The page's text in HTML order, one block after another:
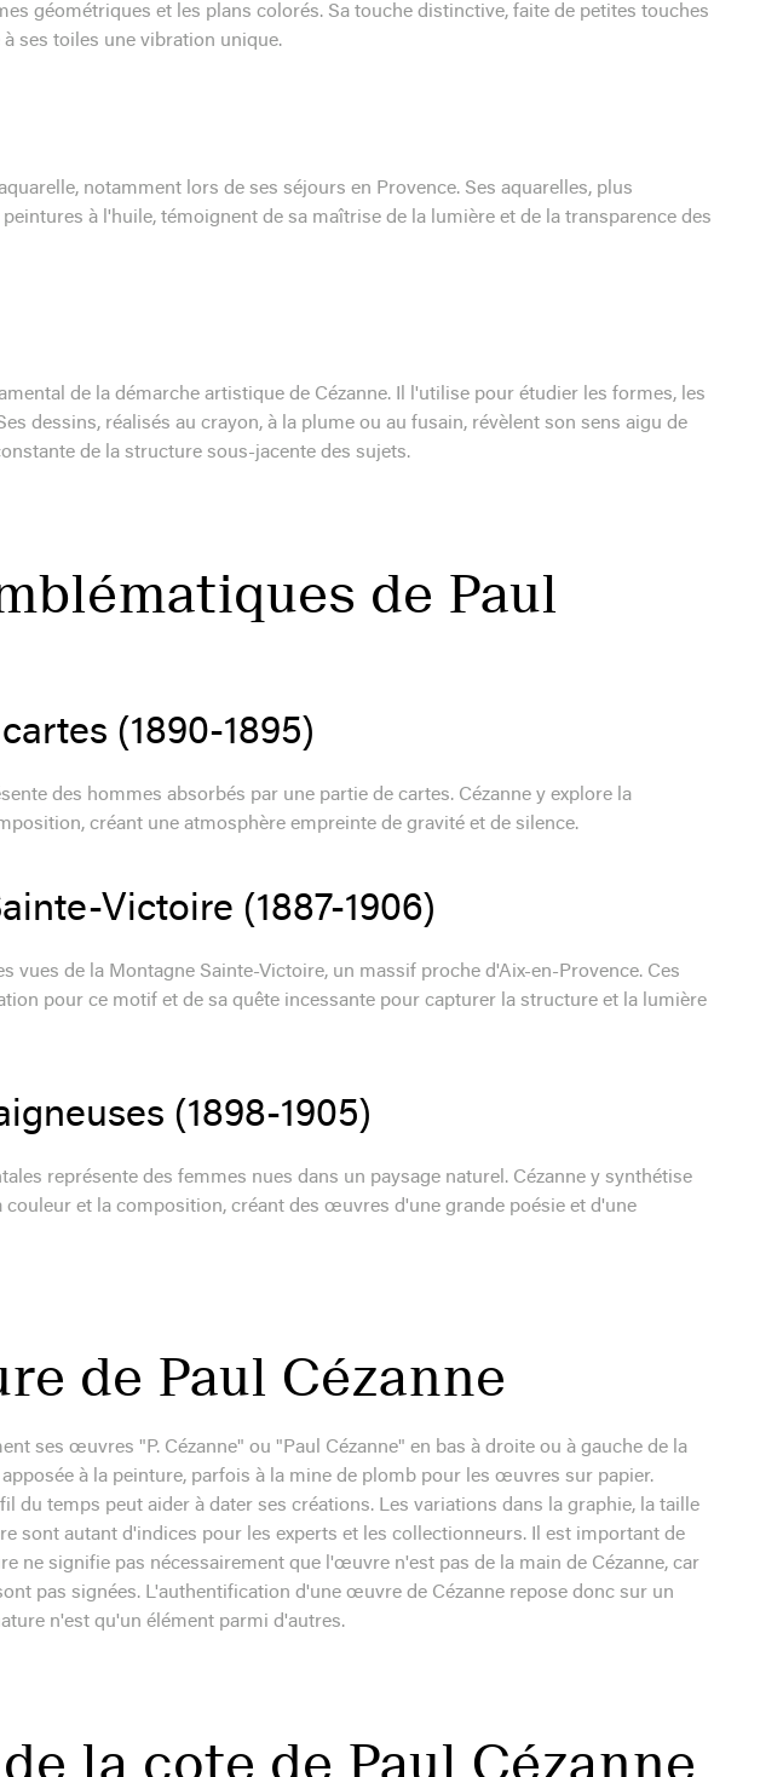
géométriques et les plans colorés. Sa touche distinctive, faite de petites touches
ses toiles une vibration unique.
notamment lors de ses séjours en Provence. Ses aquarelles, plus
à l'huile, témoignent de sa maîtrise de la lumière et de la transparence des
de la démarche artistique de Cézanne. Il l'utilise pour étudier les formes, les
dessins, réalisés au crayon, à la plume ou au fusain, révèlent son sens aigu de
de la structure sous-jacente des sujets.
de Paul
(1890-1895)
des hommes absorbés par une partie de cartes. Cézanne y explore la
créant une atmosphère empreinte de gravité et de silence.
Victoire (1887-1906)
vues de la Montagne Sainte-Victoire, un massif proche d'Aix-en-Provence. Ces
pour ce motif et de sa quête incessante pour capturer la structure et la lumière
(1898-1905)
représente des femmes nues dans un paysage naturel. Cézanne y synthétise
couleur et la composition, créant des œuvres d'une grande poésie et d'une
de Paul Cézanne
ses œuvres "P. Cézanne" ou "Paul Cézanne" en bas à droite ou à gauche de la
à la peinture, parfois à la mine de plomb pour les œuvres sur papier.
du temps peut aider à dater ses créations. Les variations dans la graphie, la taille
sont autant d'indices pour les experts et les collectionneurs. Il est important de
ne signifie pas nécessairement que l'œuvre n'est pas de la main de Cézanne, car
pas signées. L'authentification d'une œuvre de Cézanne repose donc sur un
n'est qu'un élément parmi d'autres.
la cote de Paul Cézanne